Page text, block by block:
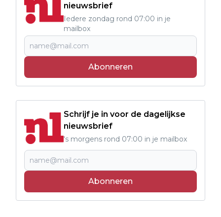
nieuwsbrief
Iedere zondag rond 07:00 in je
mailbox
Abonneren
Schrijf je in voor de dagelijkse
nieuwsbrief
's morgens rond 07:00 in je mailbox
Abonneren